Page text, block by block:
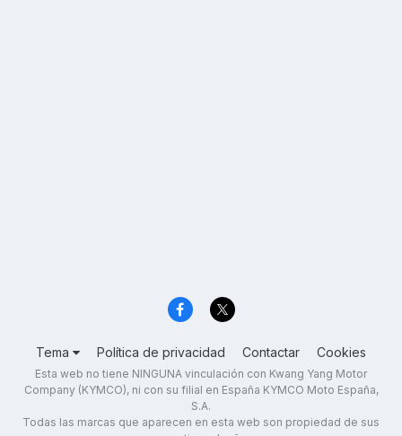
Tema Política de privacidad Contactar Cookies
Esta web no tiene NINGUNA vinculación con Kwang Yang Motor
Company (KYMCO), ni con su filial en España KYMCO Moto España,
S.A.
Todas las marcas que aparecen en esta web son propiedad de sus